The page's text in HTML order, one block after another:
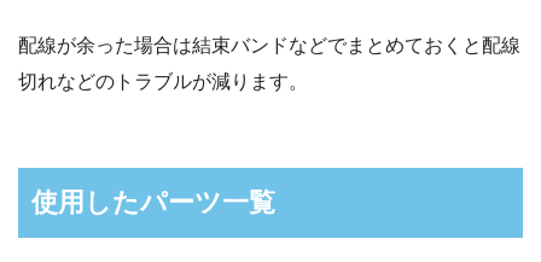
配線が余った場合は結束バンドなどでまとめておくと配線
切れなどのトラブルが減ります。
使用したパーツ一覧